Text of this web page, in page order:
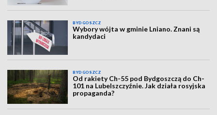
BYDGOSZCZ
Wybory wójta w gminie Lniano. Znani są
kandydaci
BYDGOSZCZ
Od rakiety Ch-55 pod Bydgoszczą do Ch-
101 na Lubelszczyźnie. Jak działa rosyjska
propaganda?